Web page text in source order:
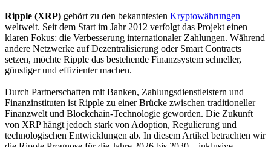
Ripple (XRP) gehört zu den bekanntesten Kryptowährungen
weltweit. Seit dem Start im Jahr 2012 verfolgt das Projekt einen
klaren Fokus: die Verbesserung internationaler Zahlungen. Während
andere Netzwerke auf Dezentralisierung oder Smart Contracts
setzen, möchte Ripple das bestehende Finanzsystem schneller,
günstiger und effizienter machen.
Durch Partnerschaften mit Banken, Zahlungsdienstleistern und
Finanzinstituten ist Ripple zu einer Brücke zwischen traditioneller
Finanzwelt und Blockchain-Technologie geworden. Die Zukunft
von XRP hängt jedoch stark von Adoption, Regulierung und
technologischen Entwicklungen ab. In diesem Artikel betrachten wir